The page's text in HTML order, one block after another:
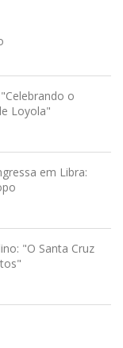
o
Loyola"
em Libra:
"O Santa Cruz